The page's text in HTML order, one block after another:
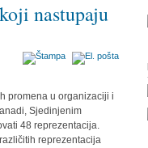
nastupaju
promena u organizaciji i
Sjedinjenim
48 reprezentacija.
reprezentacija